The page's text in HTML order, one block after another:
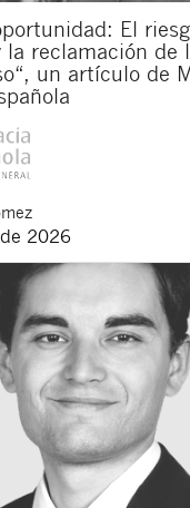
El
la reclamación de
un artículo de
2026